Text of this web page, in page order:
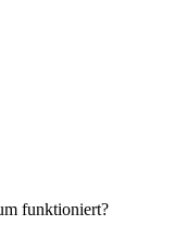
funktioniert?